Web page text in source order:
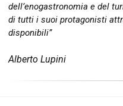
dell’enogastronomia e del
di tutti i suoi protagonisti
disponibili”
Alberto Lupini